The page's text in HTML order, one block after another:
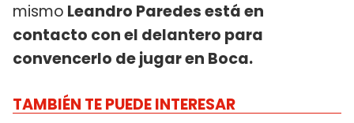
mismo Leandro Paredes está en
contacto con el delantero para
convencerlo de jugar en Boca.
TAMBIÉN TE PUEDE INTERESAR